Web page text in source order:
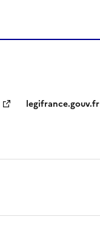
legifrance.gouv.fr